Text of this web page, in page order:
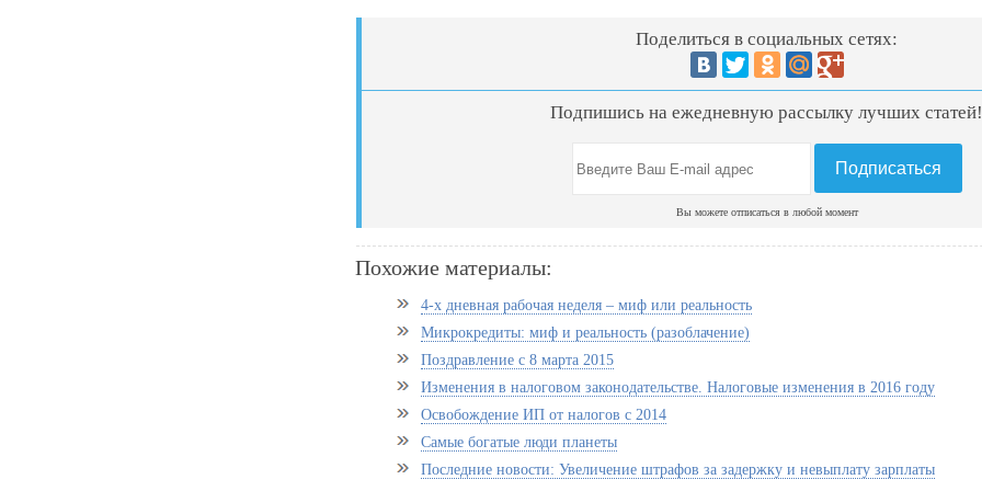
Поделиться в социальных сетях:
Подпишись на ежедневную рассылку лучших
Вы можете отписаться в любой момент
Похожие материалы:
4-х дневная рабочая неделя – миф или реальность
Микрокредиты: миф и реальность (разоблачение)
Поздравление с 8 марта 2015
Изменения в налоговом законодательстве. Налоговые изменения в 2016 году
Освобождение ИП от налогов с 2014
Самые богатые люди планеты
Последние новости: Увеличение штрафов за задержку и невыплату зарплаты